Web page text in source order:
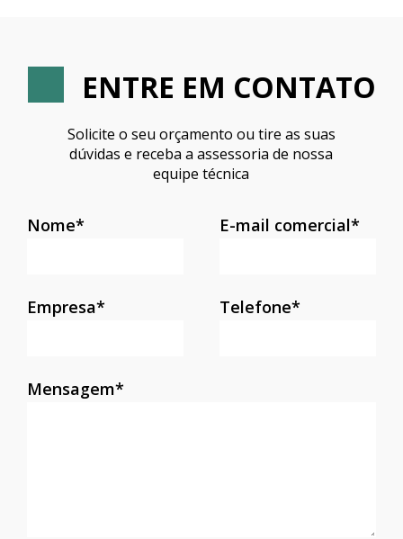
ENTRE EM CONTATO
Solicite o seu orçamento ou tire as suas
dúvidas e receba a assessoria de nossa
equipe técnica
Nome* E-mail comercial*
Empresa* Telefone*
Mensagem*